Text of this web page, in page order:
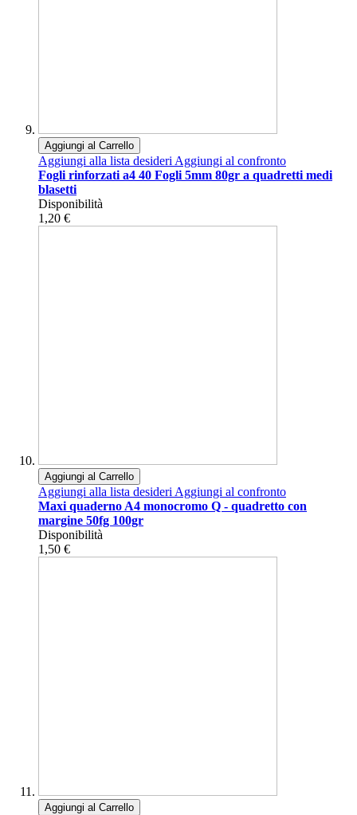
Aggiungi al Carrello
Aggiungi alla lista desideriAggiungi al confronto
Fogli rinforzati a4 40 Fogli 5mm 80gr a quadretti medi
blasetti
Disponibilità
1,20 €
Aggiungi al Carrello
Aggiungi alla lista desideriAggiungi al confronto
Maxi quaderno A4 monocromo Q - quadretto con
margine 50fg 100gr
Disponibilità
1,50 €
Aggiungi al Carrello